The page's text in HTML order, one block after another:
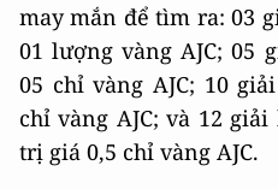
may mắn để tìm ra: 03
01 lượng vàng AJC;
05 chỉ vàng AJC; 10
chỉ vàng AJC; và 12
trị giá 0,5 chỉ vàng AJC.